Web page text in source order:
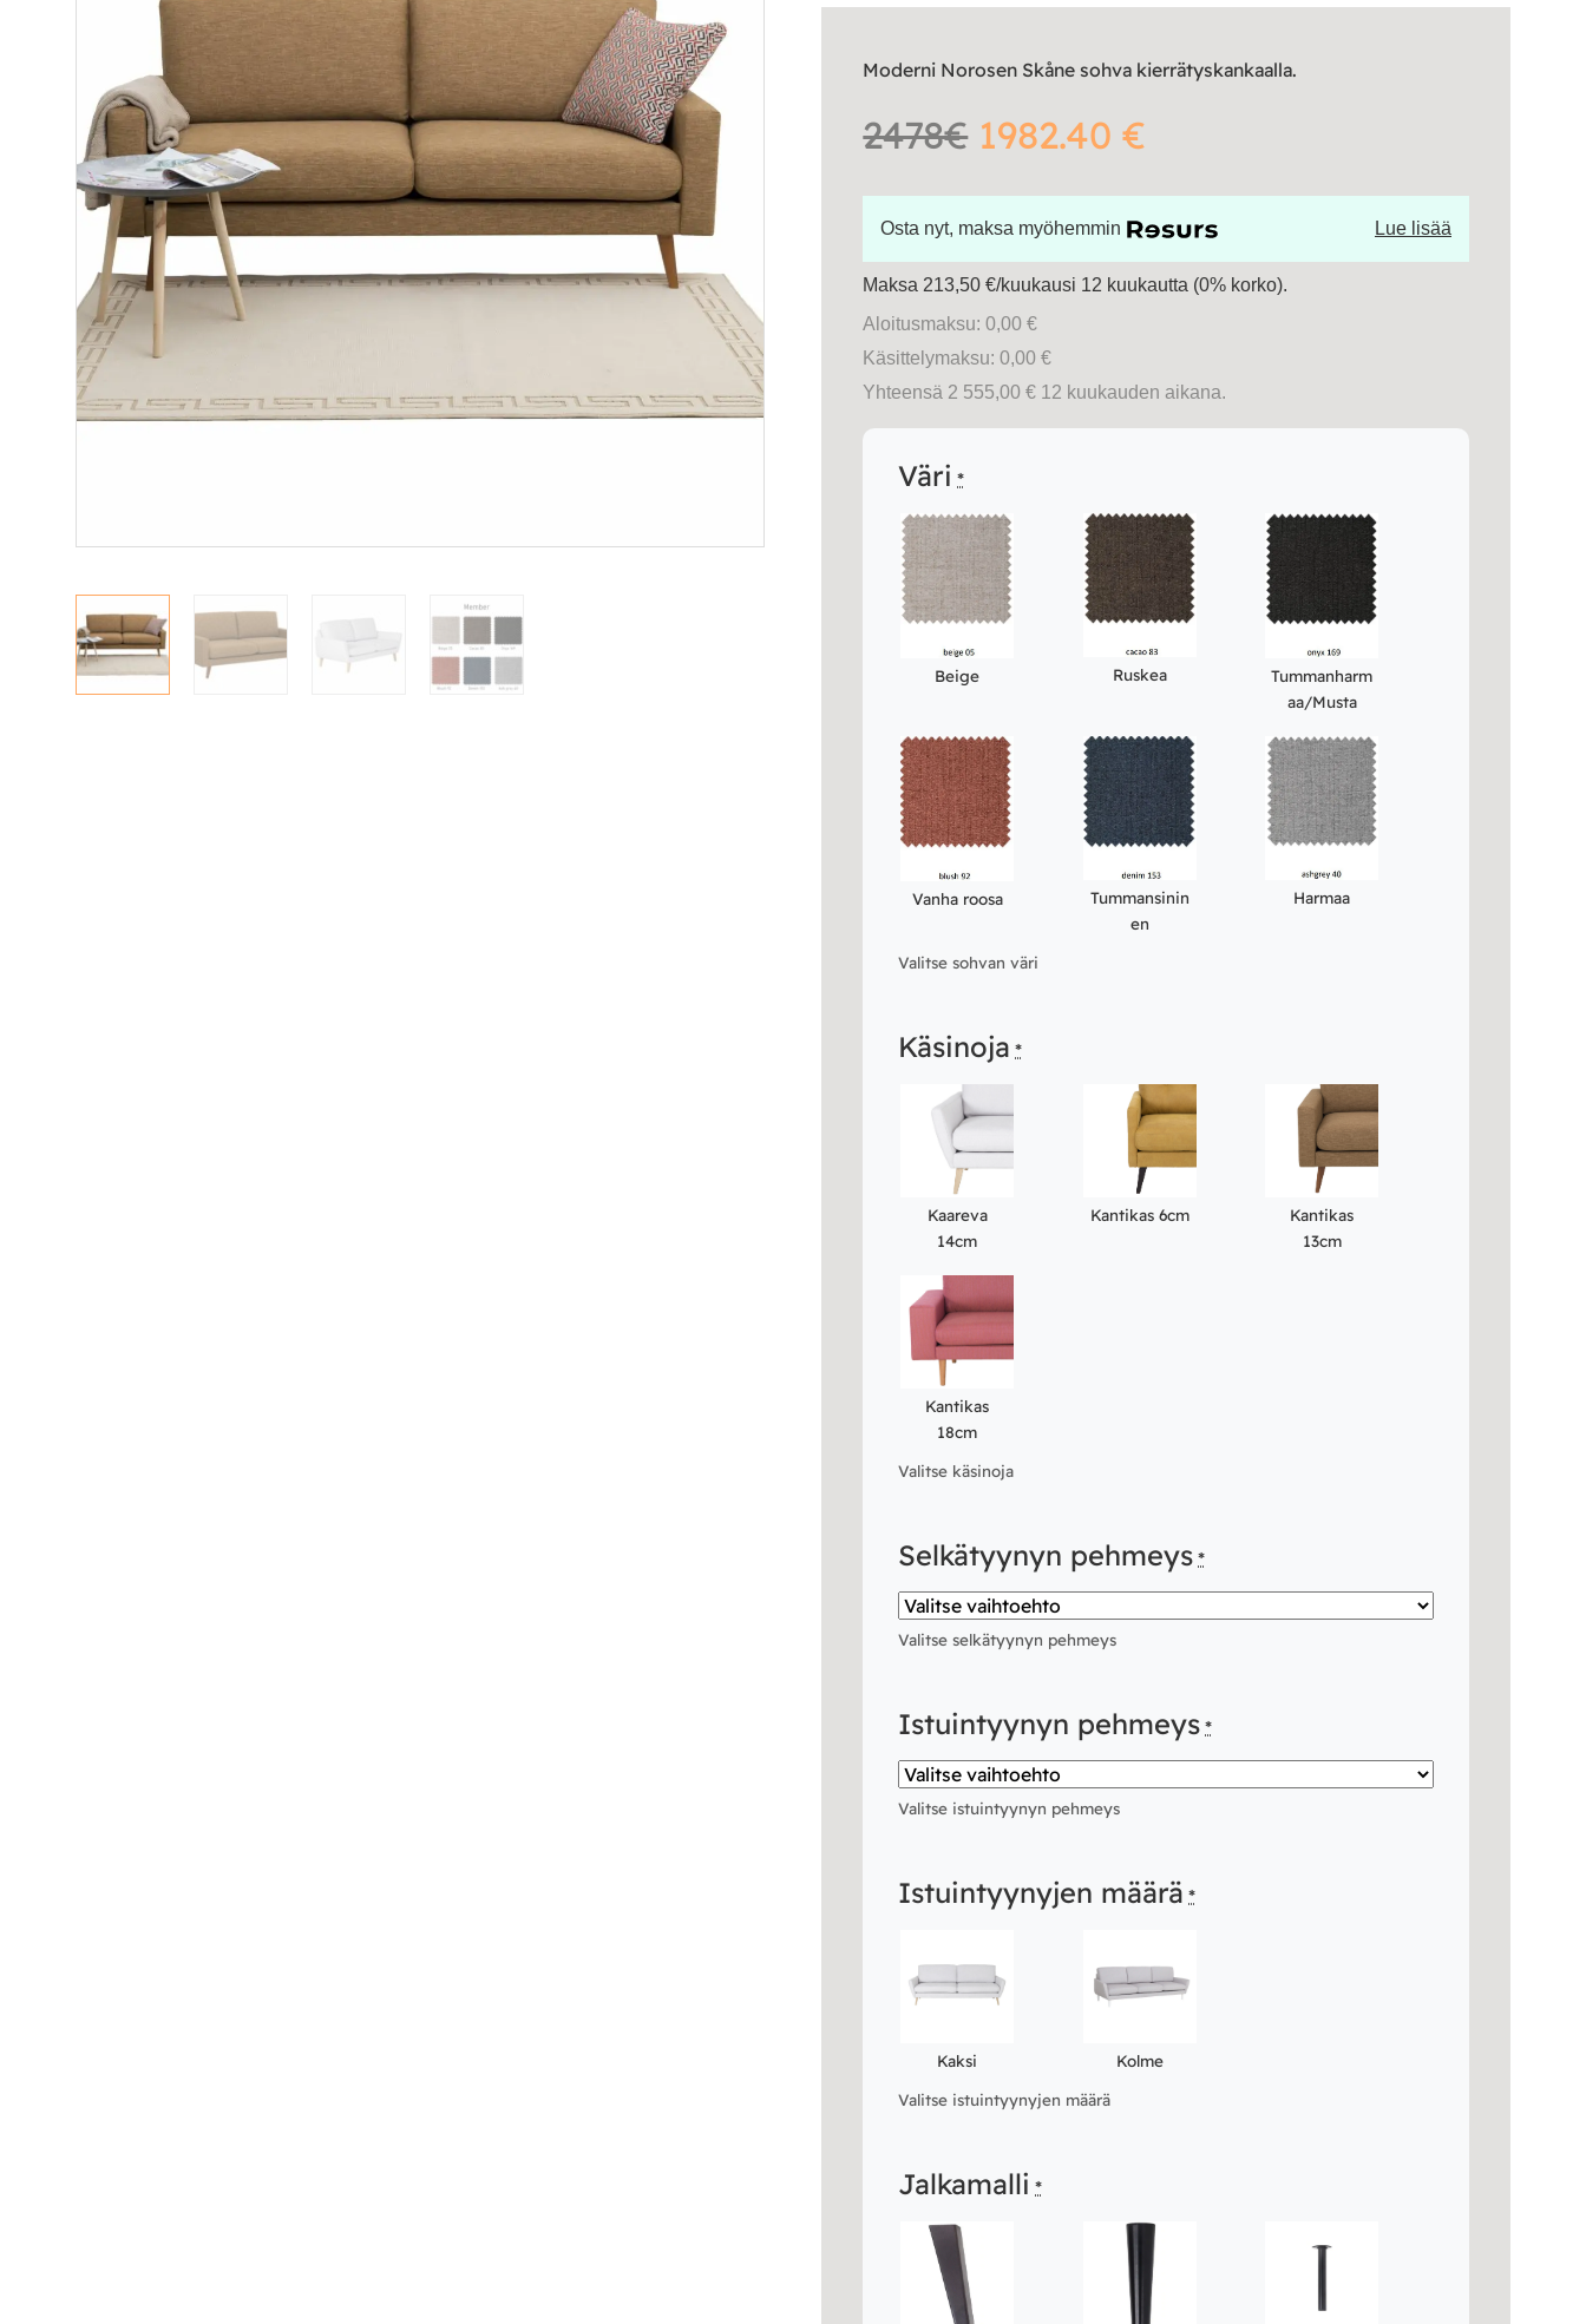
3-istuttavat sohvat
Divaanisohvat
Sohvan hoitoaineet
Nojatuolit
Mekanismituolit
Makuuhuone
Pöydät ja tuolit
Matot
Ulkokalusteet
Moderni Norosen Skåne sohva kierrätyskankaalla.
2478€1982.40 €
Osta nyt, maksa myöhemmin Lue lisää
Maksa 213,50 €/kuukausi 12 kuukautta (0% korko).
Aloitusmaksu: 0,00 €
Käsittelymaksu: 0,00 €
Yhteensä 2 555,00 € 12 kuukauden aikana.
Väri *
Beige Ruskea
Tummanharm
aa/Musta
Vanha roosa
Tummansinin
en
Harmaa
Valitse sohvan väri
Käsinoja *
Kaareva
14cm
Kantikas 6cm
Kantikas
13cm
Kantikas
18cm
Valitse käsinoja
Selkätyynyn pehmeys *
Valitse selkätyynyn pehmeys
Istuintyynyn pehmeys *
Valitse istuintyynyn pehmeys
Istuintyynyjen määrä *
Kaksi Kolme
Valitse istuintyynyjen määrä
Jalkamalli *